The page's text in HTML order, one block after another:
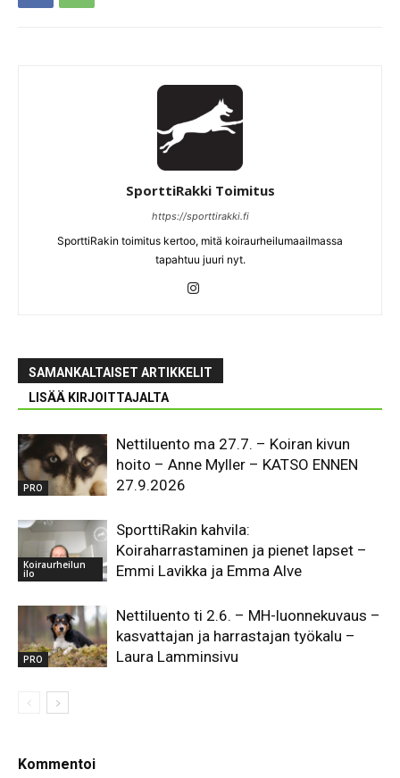
SporttiRakki Toimitus
https://sporttirakki.fi
SporttiRakin toimitus kertoo, mitä koiraurheilumaailmassa
tapahtuu juuri nyt.
SAMANKALTAISET ARTIKKELIT
LISÄÄ KIRJOITTAJALTA
PRO
Nettiluento ma 27.7. – Koiran kivun
hoito – Anne Myller – KATSO ENNEN
27.9.2026
Koiraurheilun
ilo
SporttiRakin kahvila:
Koiraharrastaminen ja pienet lapset –
Emmi Lavikka ja Emma Alve
PRO
Nettiluento ti 2.6. – MH-luonnekuvaus –
kasvattajan ja harrastajan työkalu –
Laura Lamminsivu
Kommentoi